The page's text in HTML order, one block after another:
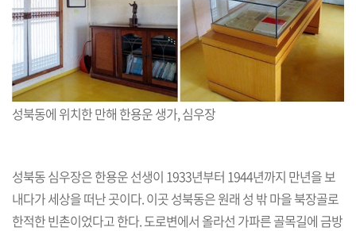
성북동에 위치한 만해 한용운 생가, 심우장
성북동 심우장은 한용운 선생이 1933년부터 1944년까지 만년을 보
내다가 세상을 떠난 곳이다. 이곳 성북동은 원래 성 밖 마을 북장골로
한적한 빈촌이었다고 한다. 도로변에서 올라선 가파른 골목길에 금방